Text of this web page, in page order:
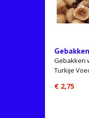
Gebakken
Turkije
€ 2,75